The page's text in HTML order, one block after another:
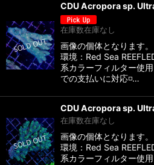
CDU Acropora sp.
在庫数在庫なし
画像の個体となります
環境：Red Sea
系カラーフィルター使
での支払いに対応◽️…
CDU Acropora sp.
在庫数在庫なし
画像の個体となります
環境：Red Sea
系カラーフィルター使